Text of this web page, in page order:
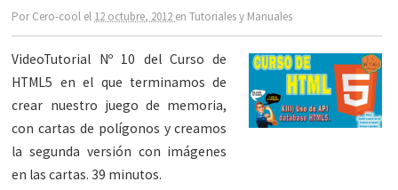
PorCero-cool el 12 octubre, 2012 enTutoriales y Manuales
VideoTutorial Nº 10 del Curso de
HTML5 en el que terminamos de
crear nuestro juego de memoria,
con cartas de polígonos y creamos
la segunda versión con imágenes
en las cartas. 39 minutos.